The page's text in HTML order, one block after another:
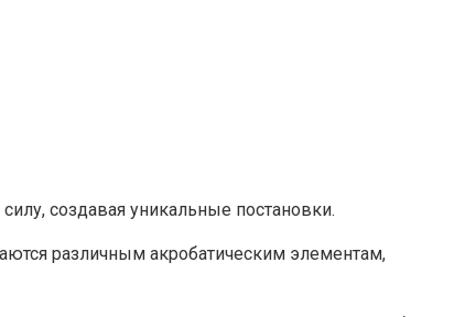
создавая уникальные постановки.
различным акробатическим элементам,